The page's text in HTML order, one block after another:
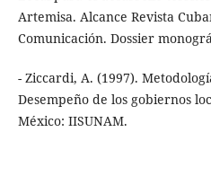
Artemisa. Alcance Revista
Comunicación. Dossier
- Ziccardi, A. (1997).
Desempeño de los gobiernos
México: IISUNAM.